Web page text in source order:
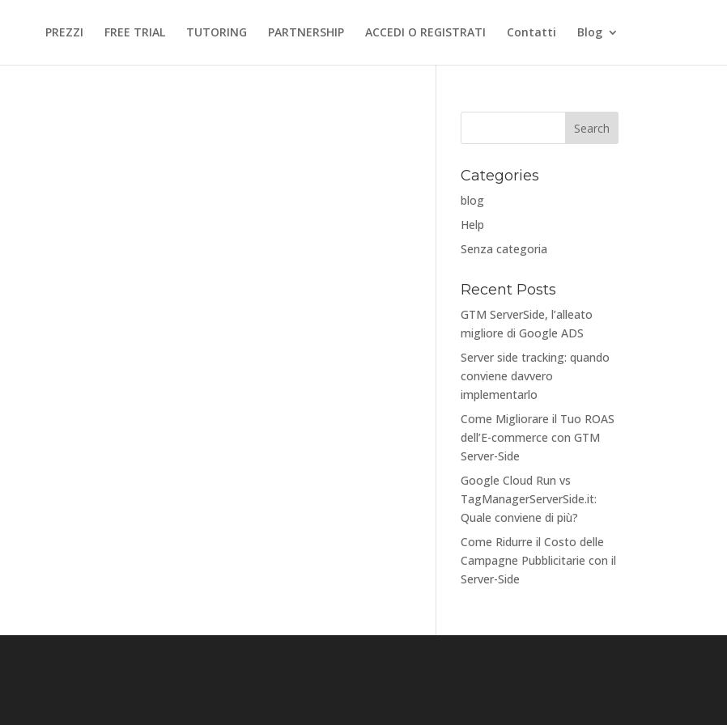
PREZZI FREE TRIAL TUTORING PARTNERSHIP ACCEDI O REGISTRATI Contatti Blog
Categories
blog
Help
Senza categoria
Recent Posts
GTM ServerSide, l’alleato
migliore di Google ADS
Server side tracking: quando
conviene davvero
implementarlo
Come Migliorare il Tuo ROAS
dell’E-commerce con GTM
Server-Side
Google Cloud Run vs
TagManagerServerSide.it:
Quale conviene di più?
Come Ridurre il Costo delle
Campagne Pubblicitarie con il
Server-Side